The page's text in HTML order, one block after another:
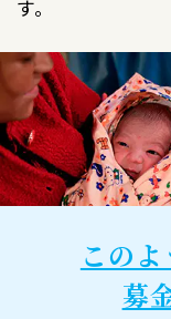
す。
この
募